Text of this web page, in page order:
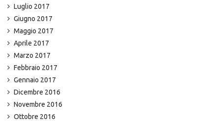
Luglio 2017
Giugno 2017
Maggio 2017
Aprile 2017
Marzo 2017
Febbraio 2017
Gennaio 2017
Dicembre 2016
Novembre 2016
Ottobre 2016